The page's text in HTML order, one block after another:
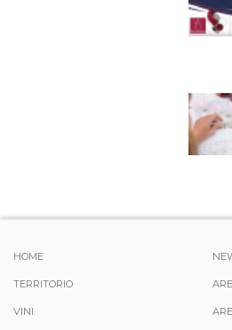
HOME
TERRITORIO
VINI